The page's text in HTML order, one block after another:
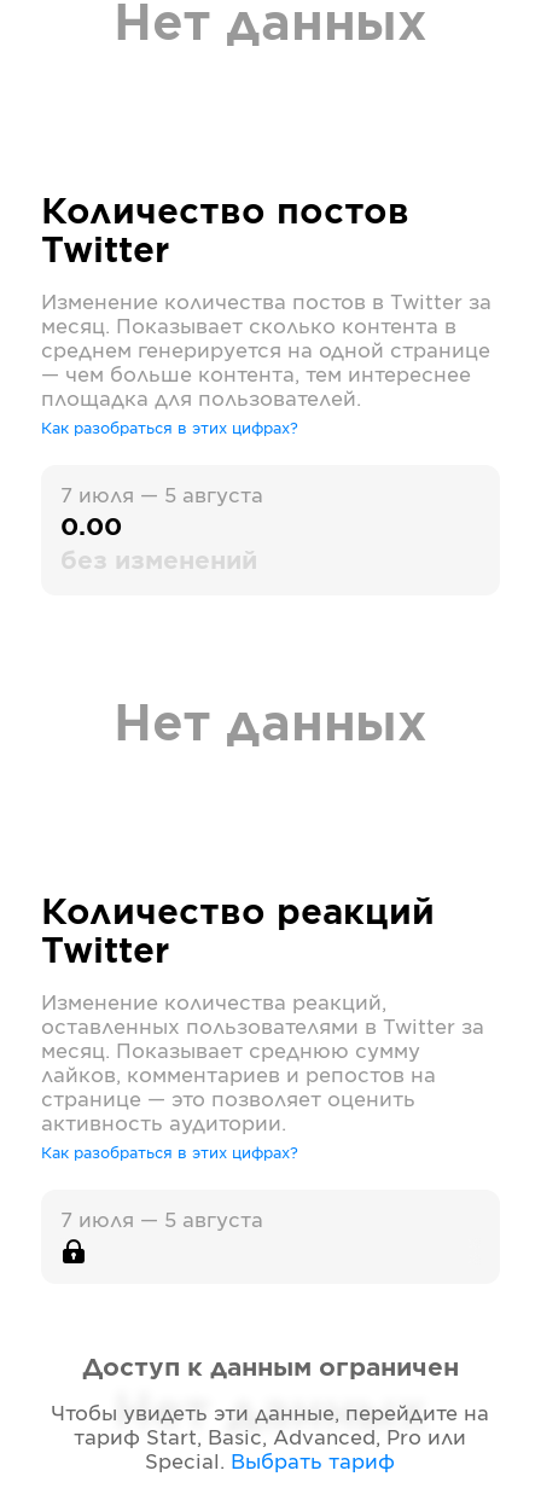
Нет данных
Количество постов
Twitter
Изменение количества постов в Twitter за
месяц. Показывает сколько контента в
среднем генерируется на одной странице
— чем больше контента, тем интереснее
площадка для пользователей.
Как разобраться в этих цифрах?
7 июля — 5 августа
0.00
без изменений
Нет данных
Количество реакций
Twitter
Изменение количества реакций,
оставленных пользователями в Twitter за
месяц. Показывает среднюю сумму
лайков, комментариев и репостов на
странице — это позволяет оценить
активность аудитории.
Как разобраться в этих цифрах?
7 июля — 5 августа
Нет данных
Доступ к данным ограничен
Чтобы увидеть эти данные, перейдите на
тариф Start, Basic, Advanced, Pro или
Special . Выбрать тариф